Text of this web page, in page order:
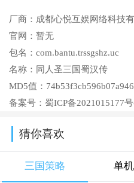
厂商： 成都心悦互娱网络科技
官网： 暂无
包名： com.bantu.trssgshz.uc
名称： 同人圣三国蜀汉传
MD5值：
备案号： 蜀ICP备2021015177
猜你喜欢
三国策略 单